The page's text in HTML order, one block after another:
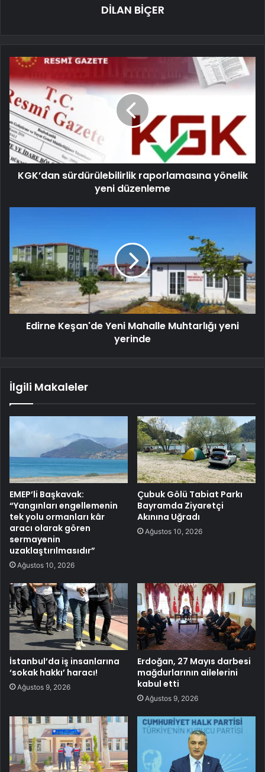
DİLAN BİÇER
KGK’dan sürdürülebilirlik raporlamasına yönelik
yeni düzenleme
Edirne Keşan'de Yeni Mahalle Muhtarlığı yeni
yerinde
İlgili Makaleler
EMEP’li Başkavak:
“Yangınları engellemenin
tek yolu ormanları kâr
aracı olarak gören
sermayenin
uzaklaştırılmasıdır”
Ağustos 10, 2026
Çubuk Gölü Tabiat Parkı
Bayramda Ziyaretçi
Akınına Uğradı
Ağustos 10, 2026
İstanbul’da iş insanlarına
‘sokak hakkı’ haracı!
Ağustos 9, 2026
Erdoğan, 27 Mayıs darbesi
mağdurlarının ailelerini
kabul etti
Ağustos 9, 2026